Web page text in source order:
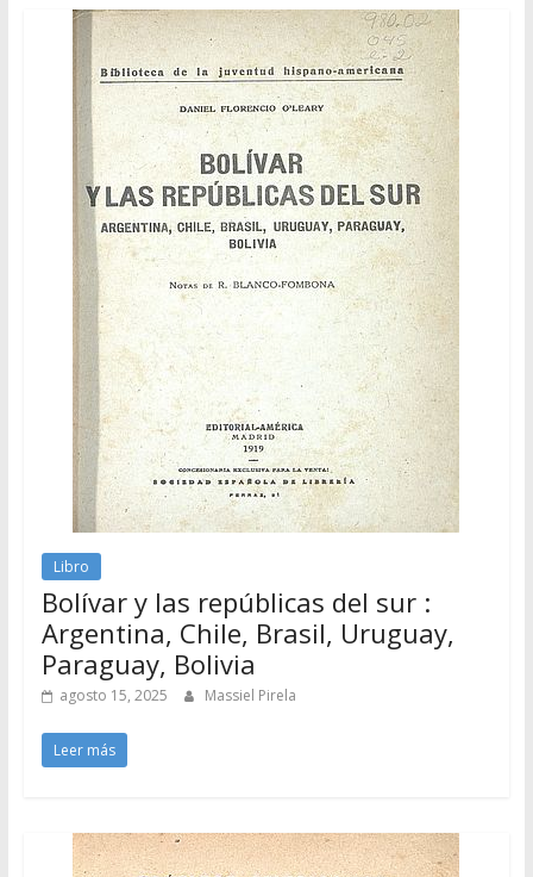
Libro
Bolívar y las repúblicas del sur :
Argentina, Chile, Brasil, Uruguay,
Paraguay, Bolivia
agosto 15, 2025 Massiel Pirela
Leer más